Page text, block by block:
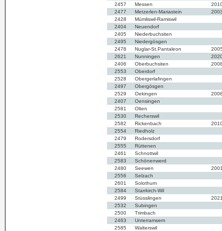
2457
Messen
2477
Metzerlen-Mariastein
2428
Mümliswil-Ramiswil
2404
Neuendorf
2405
Niederbuchsiten
2495
Niedergösgen
2478
Nuglar-St.Pantaleon
2621
Nunningen
2406
Oberbuchsiten
2553
Oberdorf
2528
Obergerlafingen
2497
Obergösgen
2529
Oekingen
2407
Oensingen
2581
Olten
2530
Recherswil
2582
Rickenbach
2554
Riedholz
2479
Rodersdorf
2555
Rüttenen
2461
Schnottwil
2583
Schönenwerd
2480
Seewen
2556
Selzach
2601
Solothurn
2584
Starrkirch-Wil
2499
Stüsslingen
2532
Subingen
2500
Trimbach
2463
Unterramsern
2585
Walterswil